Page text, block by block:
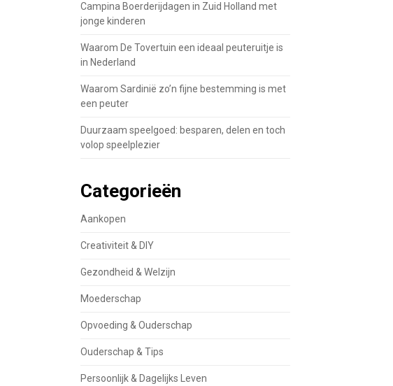
Campina Boerderijdagen in Zuid Holland met
jonge kinderen
Waarom De Tovertuin een ideaal peuteruitje is
in Nederland
Waarom Sardinië zo’n fijne bestemming is met
een peuter
Duurzaam speelgoed: besparen, delen en toch
volop speelplezier
Categorieën
Aankopen
Creativiteit & DIY
Gezondheid & Welzijn
Moederschap
Opvoeding & Ouderschap
Ouderschap & Tips
Persoonlijk & Dagelijks Leven